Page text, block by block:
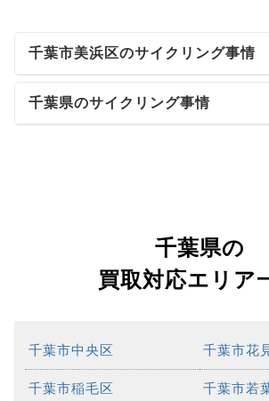
千葉市美浜区のサイクリング事情
千葉県のサイクリング事情
千葉県の
買取対応エリア
千葉市中央区 千葉市花
千葉市稲毛区 千葉市若